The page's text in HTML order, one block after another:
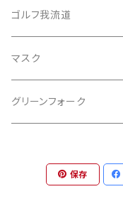
ゴルフ我流道
マスク
グリーンフォーク
保存